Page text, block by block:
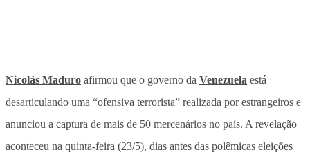
Nicolás Maduro afirmou que o governo da Venezuela está
desarticulando uma “ofensiva terrorista” realizada por estrangeiros e
anunciou a captura de mais de 50 mercenários no país. A revelação
aconteceu na quinta-feira (23/5), dias antes das polêmicas eleições